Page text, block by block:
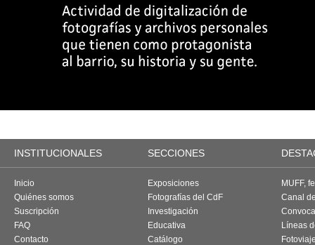
INSTITUCIONALES SECCIONES
Inicio
Quiénes somos
Suscripción
FAQ
Contacto
Exposiciones
Fotografías del CdF
Investigación
Educativa
Catálogo
MUFF,
Canal
Líneas